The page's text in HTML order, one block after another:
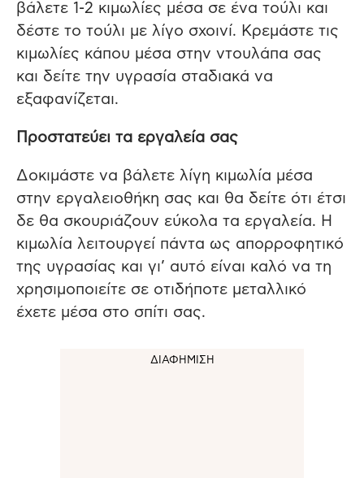
βάλετε 1-2 κιμωλίες μέσα σε ένα τούλι και
δέστε το τούλι με λίγο σχοινί. Κρεμάστε τις
κιμωλίες κάπου μέσα στην ντουλάπα σας
και δείτε την υγρασία σταδιακά να
εξαφανίζεται.
Προστατεύει τα εργαλεία σας
Δοκιμάστε να βάλετε λίγη κιμωλία μέσα
στην εργαλειοθήκη σας και θα δείτε ότι έτσι
δε θα σκουριάζουν εύκολα τα εργαλεία. Η
κιμωλία λειτουργεί πάντα ως απορροφητικό
της υγρασίας και γι’ αυτό είναι καλό να τη
χρησιμοποιείτε σε οτιδήποτε μεταλλικό
έχετε μέσα στο σπίτι σας.